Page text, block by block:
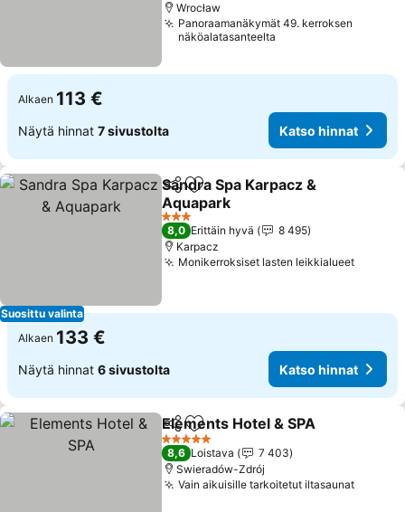
Wrocław
Panoraamanäkymät 49. kerroksen
näköalatasanteelta
Alkaen 113 €
Näytä hinnat 7 sivustolta Katso hinnat
Suosittu valinta
Jaa Lisää suosikkeihin
Sandra Spa Karpacz &
Aquapark
Katso hinnat
3 Tähtiluokitus
8,0 Erittäin hyvä
8 495
Karpacz
Monikerroksiset lasten leikkialueetKatso
Alkaen 133 €
Näytä hinnat 6 sivustolta Katso hinnat
Jaa Lisää suosikkeihin
Elements Hotel & SPA
5 Tähtiluokitus
8,6 Loistava
7 403
Swieradów-Zdrój
Vain aikuisille tarkoitetut iltasaunatKatso